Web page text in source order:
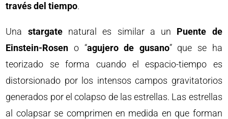
través del tiempo.
Una stargatenatural es similar a un Puente de
Einstein-Rosen o “agujero de gusano” que se ha
teorizado se forma cuando el espacio-tiempo es
distorsionado por los intensos campos gravitatorios
generados por el colapso de las estrellas. Las estrellas
al colapsar se comprimen en medida en que forman